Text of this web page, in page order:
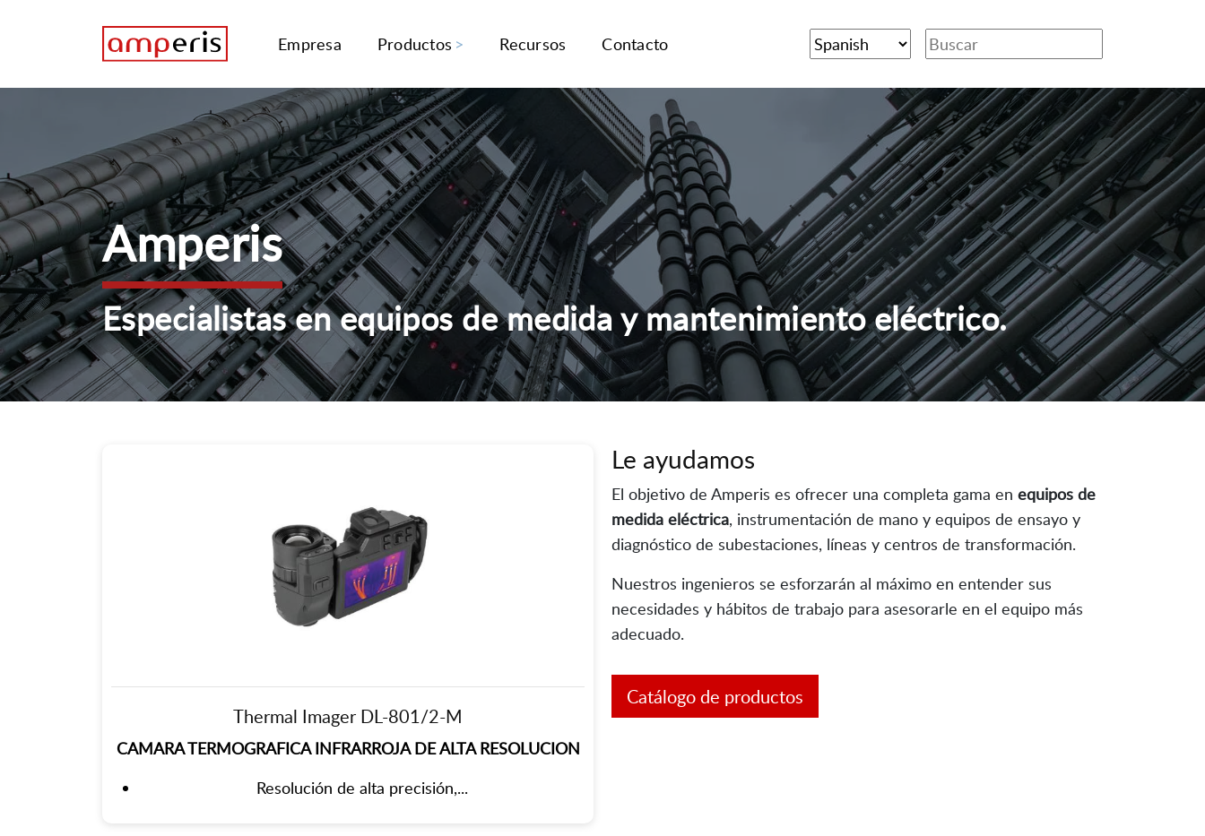
Empresa Productos Recursos Contacto
Amperis
Especialistas en equipos de medida y mantenimiento eléctrico.
Thermal Imager DL-801/2-M
CAMARA TERMOGRAFICA INFRARROJA DE ALTA RESOLUCION
Resolución de alta precisión,...
Le ayudamos
El objetivo de Amperis es ofrecer una completa gama en equipos de
medida eléctrica, instrumentación de mano y equipos de ensayo y
diagnóstico de subestaciones, líneas y centros de transformación.
Nuestros ingenieros se esforzarán al máximo en entender sus
necesidades y hábitos de trabajo para asesorarle en el equipo más
adecuado.
Catálogo de productos